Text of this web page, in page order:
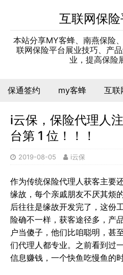
互联网保
本站分享MY客蜂、南燕保险
联网保险平台展业技巧、产
业，提高保险
保通签约 my客蜂 互联
i云保，保险代理人
台第 1 位！！！
2019-08-05 i云保
作为传统保险代理人获客主要
缘故，每个亲戚朋友不厌其烦
后往往是缘故开发完了，这份
险确不一样，获客途径多，产
户当傻子，他们比咱聪明，甚
们代理人都专业。之前看到过
信息赚钱，一个快鱼吃慢鱼的时